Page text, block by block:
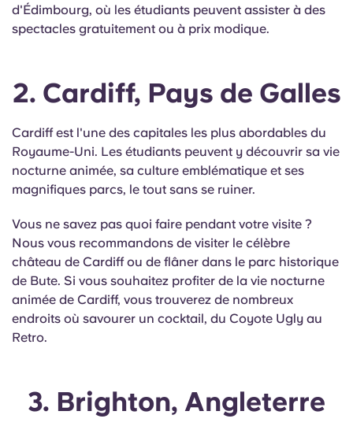
d'Édimbourg, où les étudiants peuvent assister à des
spectacles gratuitement ou à prix modique.
2. Cardiff, Pays de Galles
Cardiff est l'une des capitales les plus abordables du
Royaume-Uni. Les étudiants peuvent y découvrir sa vie
nocturne animée, sa culture emblématique et ses
magnifiques parcs, le tout sans se ruiner.
Vous ne savez pas quoi faire pendant votre visite ?
Nous vous recommandons de visiter le célèbre
château de Cardiff ou de flâner dans le parc historique
de Bute. Si vous souhaitez profiter de la vie nocturne
animée de Cardiff, vous trouverez de nombreux
endroits où savourer un cocktail, du Coyote Ugly au
Retro.
3. Brighton, Angleterre